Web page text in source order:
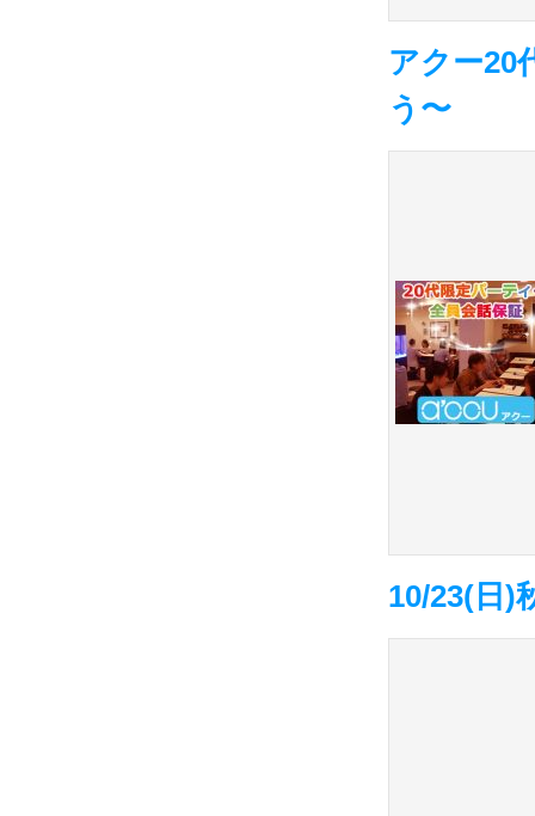
アクー20
う〜
10/23(日)